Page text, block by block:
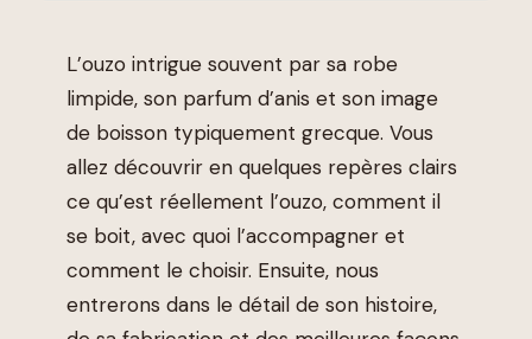
L’ouzo intrigue souvent par sa robe
limpide, son parfum d’anis et son image
de boisson typiquement grecque. Vous
allez découvrir en quelques repères clairs
ce qu’est réellement l’ouzo, comment il
se boit, avec quoi l’accompagner et
comment le choisir. Ensuite, nous
entrerons dans le détail de son histoire,